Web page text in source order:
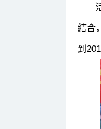
活
結合
到